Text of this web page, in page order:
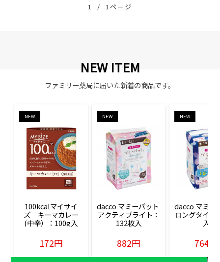
1 / 1ページ
NEW ITEM
ファミリー薬局に届いた新着の商品です。
NEW
100kcalマイサイ
ズ　キーマカレー
(中辛）：100g入
172円
販売価格(税込)
NEW
dacco マミーパット
アクティブライト：
132枚入
882円
販売価格(税込)
NEW
dacco マミー
ロングタイム
入
764円
販売価格(税